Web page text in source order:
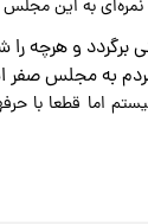
به این مجلس
و هرچه را
مردم به مجلس
اما قطعا با